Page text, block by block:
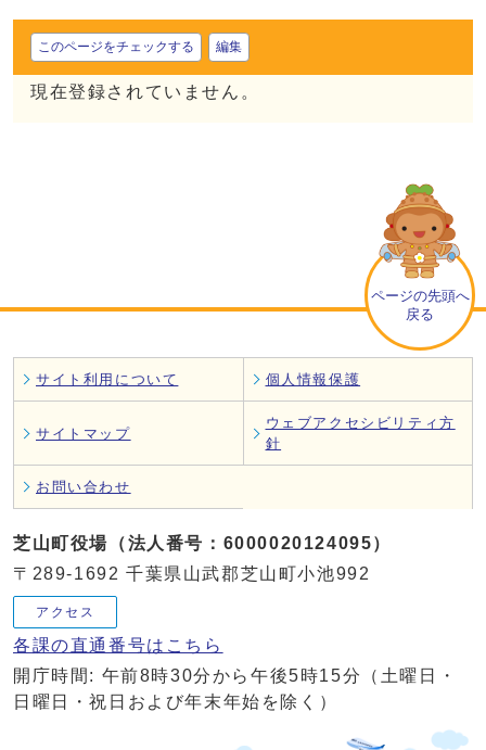
このページをチェックする 編集
現在登録されていません。
ページの先頭へ
戻る
サイト利用について 個人情報保護
サイトマップ
ウェブアクセシビリティ方
針
お問い合わせ
芝山町役場（法人番号：6000020124095）
〒289-1692 千葉県山武郡芝山町小池992
アクセス
各課の直通番号はこちら
開庁時間: 午前8時30分から午後5時15分（土曜日・
日曜日・祝日および年末年始を除く）